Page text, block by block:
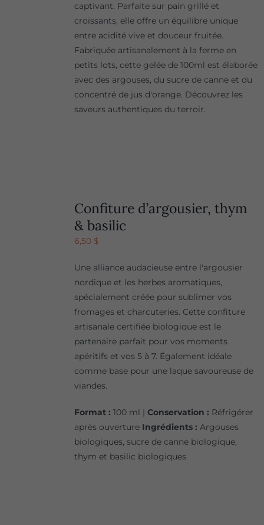
captivant. Parfaite sur pain grillé et
croissants, elle offre un équilibre unique
entre acidité vive et douceur fruitée.
Fabriquée artisanalement à la ferme en
petits lots, cette gelée de 100ml est élaborée
avec des argouses, du sucre de canne et du
concentré de jus d'orange. Découvrez les
saveurs authentiques du terroir.
Confiture d’argousier, thym
& basilic
6,50 $
Une alliance audacieuse entre l'argousier
nordique et les herbes aromatiques,
spécialement créée pour sublimer vos
fromages et charcuteries. Cette confiture
artisanale certifiée biologique est le
partenaire parfait pour vos moments
apéritifs et vos 5 à 7. Également idéale
comme base pour une laque savoureuse de
viandes.
Format : 100 ml | Conservation : Réfrigérer
après ouverture Ingrédients : Argouses
biologiques, sucre de canne biologique,
thym et basilic biologiques